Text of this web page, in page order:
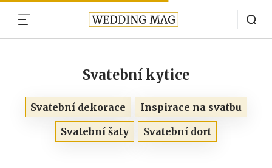
Svatební kytice
Svatební dekorace
Inspirace na svatbu
Svatební šaty
Svatební dort